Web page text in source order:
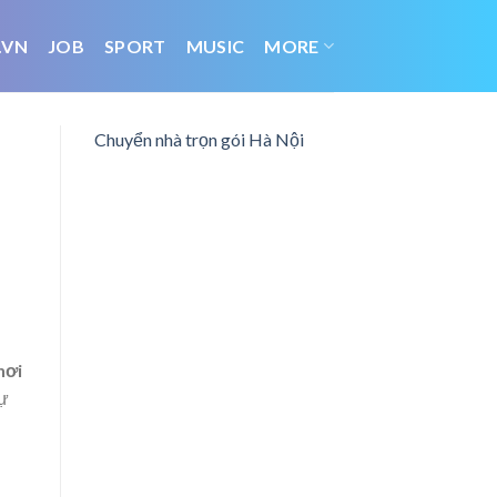
JOB SPORT MUSIC MORE
Chuyển nhà trọn gói Hà Nội